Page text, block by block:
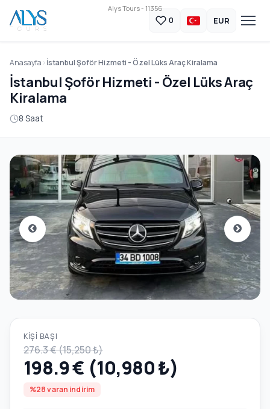
Alys Tours - 11356
0 EUR
Anasayfa İstanbul Şoför Hizmeti - Özel Lüks Araç Kiralama
İstanbul Şoför Hizmeti - Özel Lüks Araç
Kiralama
8 Saat
KIŞI BAŞI
276.3 € (15,250 ₺)
198.9 € (10,980 ₺)
%28 varan indirim